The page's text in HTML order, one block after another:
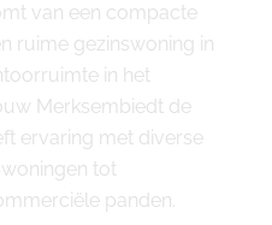
van een compacte
ruime gezinswoning in
in het
Merksembiedt de
ervaring met diverse
tot
panden.